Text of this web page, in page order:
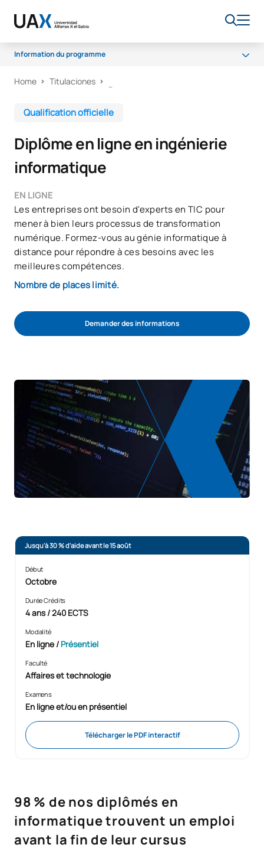
Information du programme
Programme
FAQ
Home Titulaciones
Qualification officielle
Diplôme en ligne en ingénierie
informatique
EN LIGNE
Les entreprises ont besoin d'experts en TIC pour
mener à bien leurs processus de transformation
numérique. Formez-vous au génie informatique à
distance pour répondre à ces besoins avec les
meilleures compétences.
Nombre de places limité.
Demander des informations
Jusqu'à 30 % d'aide avant le 15 août
Début
Octobre
Durée Crédits
4 ans / 240 ECTS
Modalité
En ligne/ Présentiel
Faculté
Affaires et technologie
Examens
En ligne et/ou en présentiel
Télécharger le PDF interactif
98 % de nos diplômés en
informatique trouvent un emploi
avant la fin de leur cursus